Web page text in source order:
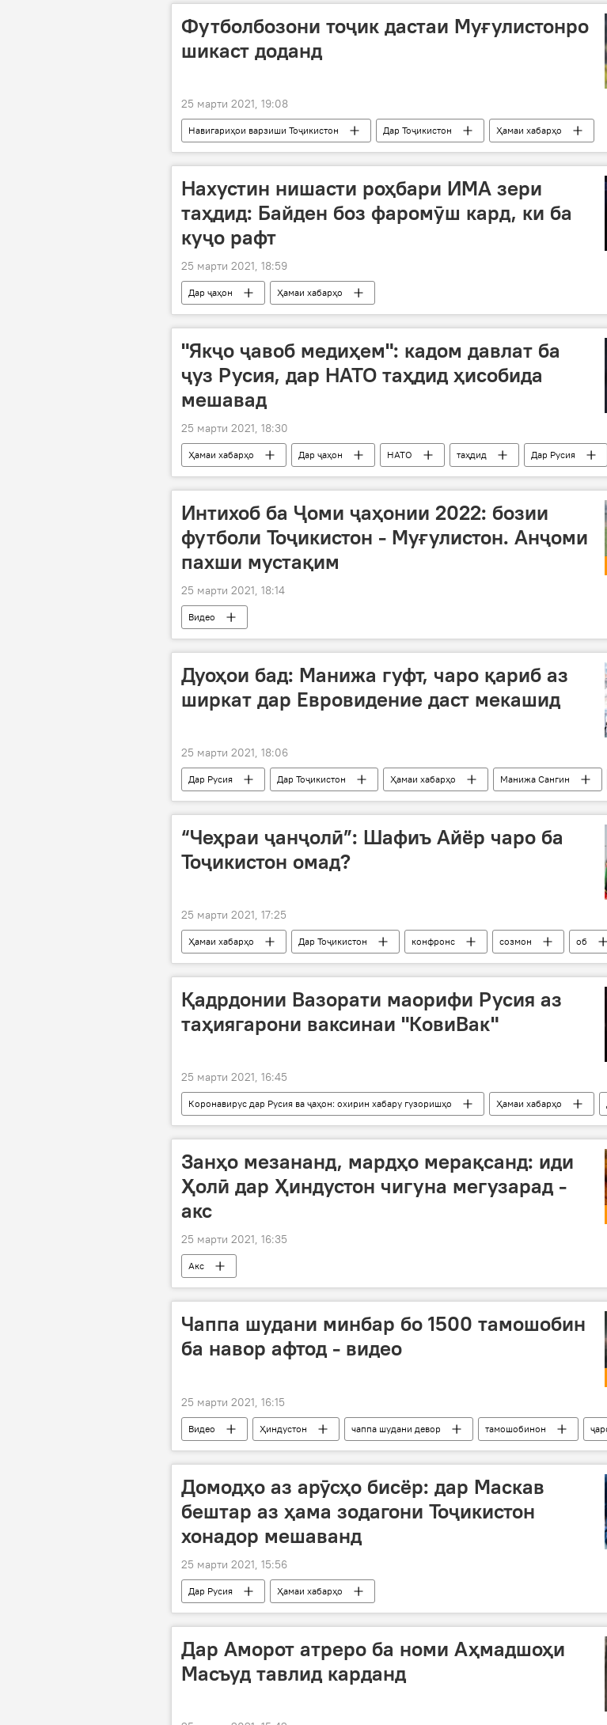
Футболбозони тоҷик дастаи Муғулистонро
шикаст доданд
25 марти 2021, 19:08
Навигариҳои варзиши Тоҷикистон Дар Тоҷикистон Ҳамаи хабарҳо
Нахустин нишасти роҳбари ИМА зери
таҳдид: Байден боз фаромӯш кард, ки ба
куҷо рафт
25 марти 2021, 18:59
Дар ҷаҳон Ҳамаи хабарҳо
"Якҷо ҷавоб медиҳем": кадом давлат ба
ҷуз Русия, дар НАТО таҳдид ҳисобида
мешавад
25 марти 2021, 18:30
Ҳамаи хабарҳо Дар ҷаҳон НАТО таҳдид Дар Русия
Интихоб ба Ҷоми ҷаҳонии 2022: бозии
футболи Тоҷикистон - Муғулистон. Анҷоми
пахши мустақим
25 марти 2021, 18:14
Видео
Дуоҳои бад: Манижа гуфт, чаро қариб аз
ширкат дар Евровидение даст мекашид
25 марти 2021, 18:06
Дар Русия Дар Тоҷикистон Ҳамаи хабарҳо Манижа Сангин
дуо
“Чеҳраи ҷанҷолӣ”: Шафиъ Айёр чаро ба
Тоҷикистон омад?
25 марти 2021, 17:25
Ҳамаи хабарҳо Дар Тоҷикистон конфронс созмон об
Афғонистон
Қадрдонии Вазорати маорифи Русия аз
таҳиягарони ваксинаи "КовиВак"
25 марти 2021, 16:45
Коронавирус дар Русия ва ҷаҳон: охирин хабару гузоришҳо Ҳамаи хабарҳо
мукофот
таҳия ваксина коронавирус
Занҳо мезананд, мардҳо мерақсанд: иди
Ҳолӣ дар Ҳиндустон чигуна мегузарад -
акс
25 марти 2021, 16:35
Акс
Чаппа шудани минбар бо 1500 тамошобин
ба навор афтод - видео
25 марти 2021, 16:15
Видео Ҳиндустон чаппа шудани девор тамошобинон
Домодҳо аз арӯсҳо бисёр: дар Маскав
бештар аз ҳама зодагони Тоҷикистон
хонадор мешаванд
25 марти 2021, 15:56
Дар Русия Ҳамаи хабарҳо
Дар Аморот атреро ба номи Аҳмадшоҳи
Масъуд тавлид карданд